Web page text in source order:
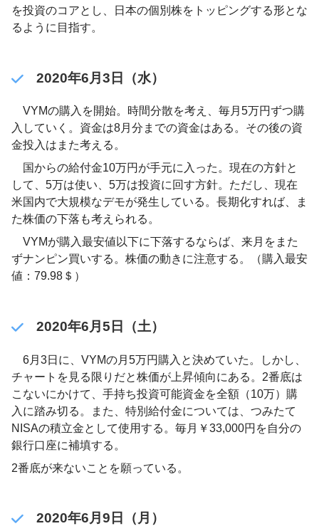
を投資のコアとし、日本の個別株をトッピングする形とな
るように目指す。
2020年6月3日（水）
VYMの購入を開始。時間分散を考え、毎月5万円ずつ購
入していく。資金は8月分までの資金はある。その後の資
金投入はまた考える。
国からの給付金10万円が手元に入った。現在の方針と
して、5万は使い、5万は投資に回す方針。ただし、現在
米国内で大規模なデモが発生している。長期化すれば、ま
た株価の下落も考えられる。
VYMが購入最安値以下に下落するならば、来月をまた
ずナンピン買いする。株価の動きに注意する。（購入最安
値：79.98＄）
2020年6月5日（土）
6月3日に、VYMの月5万円購入と決めていた。しかし、
チャートを見る限りだと株価が上昇傾向にある。2番底は
こないにかけて、手持ち投資可能資金を全額（10万）購
入に踏み切る。また、特別給付金については、つみたて
NISAの積立金として使用する。毎月￥33,000円を自分の
銀行口座に補填する。
2番底が来ないことを願っている。
2020年6月9日（月）